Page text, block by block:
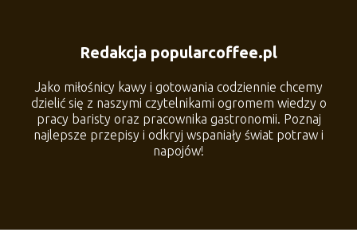
Redakcja popularcoffee.pl
Jako miłośnicy kawy i gotowania codziennie chcemy
dzielić się z naszymi czytelnikami ogromem wiedzy o
pracy baristy oraz pracownika gastronomii. Poznaj
najlepsze przepisy i odkryj wspaniały świat potraw i
napojów!